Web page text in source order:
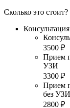
Сколько это стоит?
3500 ₽
Прием
УЗИ
3300 ₽
Прием
без УЗИ
2800 ₽